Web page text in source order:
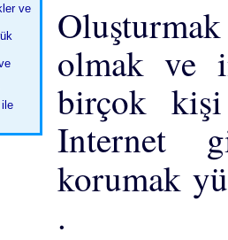
ve
ile
olmak ve
birçok kişi
Internet
korumak
.